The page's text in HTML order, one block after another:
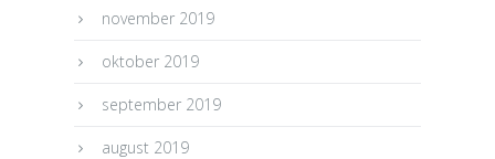
november 2019
oktober 2019
september 2019
august 2019